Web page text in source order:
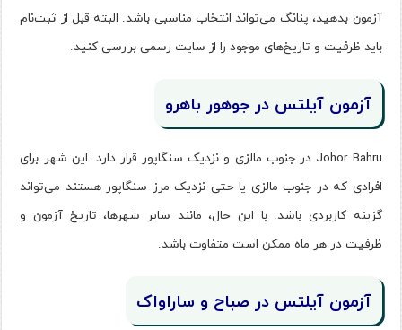
آزمون بدهید، پنانگ می‌تواند انتخاب مناسبی باشد. البته قبل از ثبت‌نام
باید ظرفیت و تاریخ‌های موجود را از سایت رسمی بررسی کنید.
آزمون آیلتس در جوهور باهرو
Johor Bahru در جنوب مالزی و نزدیک سنگاپور قرار دارد. این شهر برای
افرادی که در جنوب مالزی یا حتی نزدیک مرز سنگاپور هستند می‌تواند
گزینه کاربردی باشد. با این حال، مانند سایر شهرها، تاریخ آزمون و
ظرفیت در هر ماه ممکن است متفاوت باشد.
آزمون آیلتس در صباح و ساراواک